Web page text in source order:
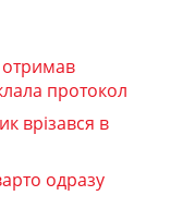
отримав
протокол
врізався в
одразу